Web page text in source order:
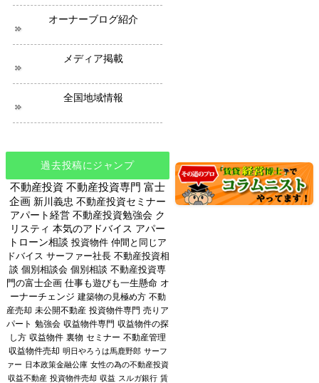
オーナーブログ紹介
メディア掲載
全国地域情報
過去投稿にジャンプ
不動産投資 不動産投資専門 富士
企画 新川義忠 不動産投資セミナー
アパート経営 不動産投資勉強会 ク
リスティ 本気のアドバイス アパー
トローン相談 投資物件 仲間と同じア
ドバイス サーファー社長 不動産投資相
談 個別相談会 個別相談 不動産投資専
門の富士企画 仕事も遊びも一生懸命 オ
ーナーチェンジ 建築物の見極め方 不動
産売却 未公開不動産 投資物件専門 売りア
パート 勉強会 収益物件専門 収益物件の探
し方 収益物件 裏物 セミナー 不動産管理
収益物件売却 明日やろうは馬鹿野郎 サーフ
ァー 日本政策金融公庫 女性の為の不動産投資
収益不動産 投資物件売却 収益 スルガ銀行 賃